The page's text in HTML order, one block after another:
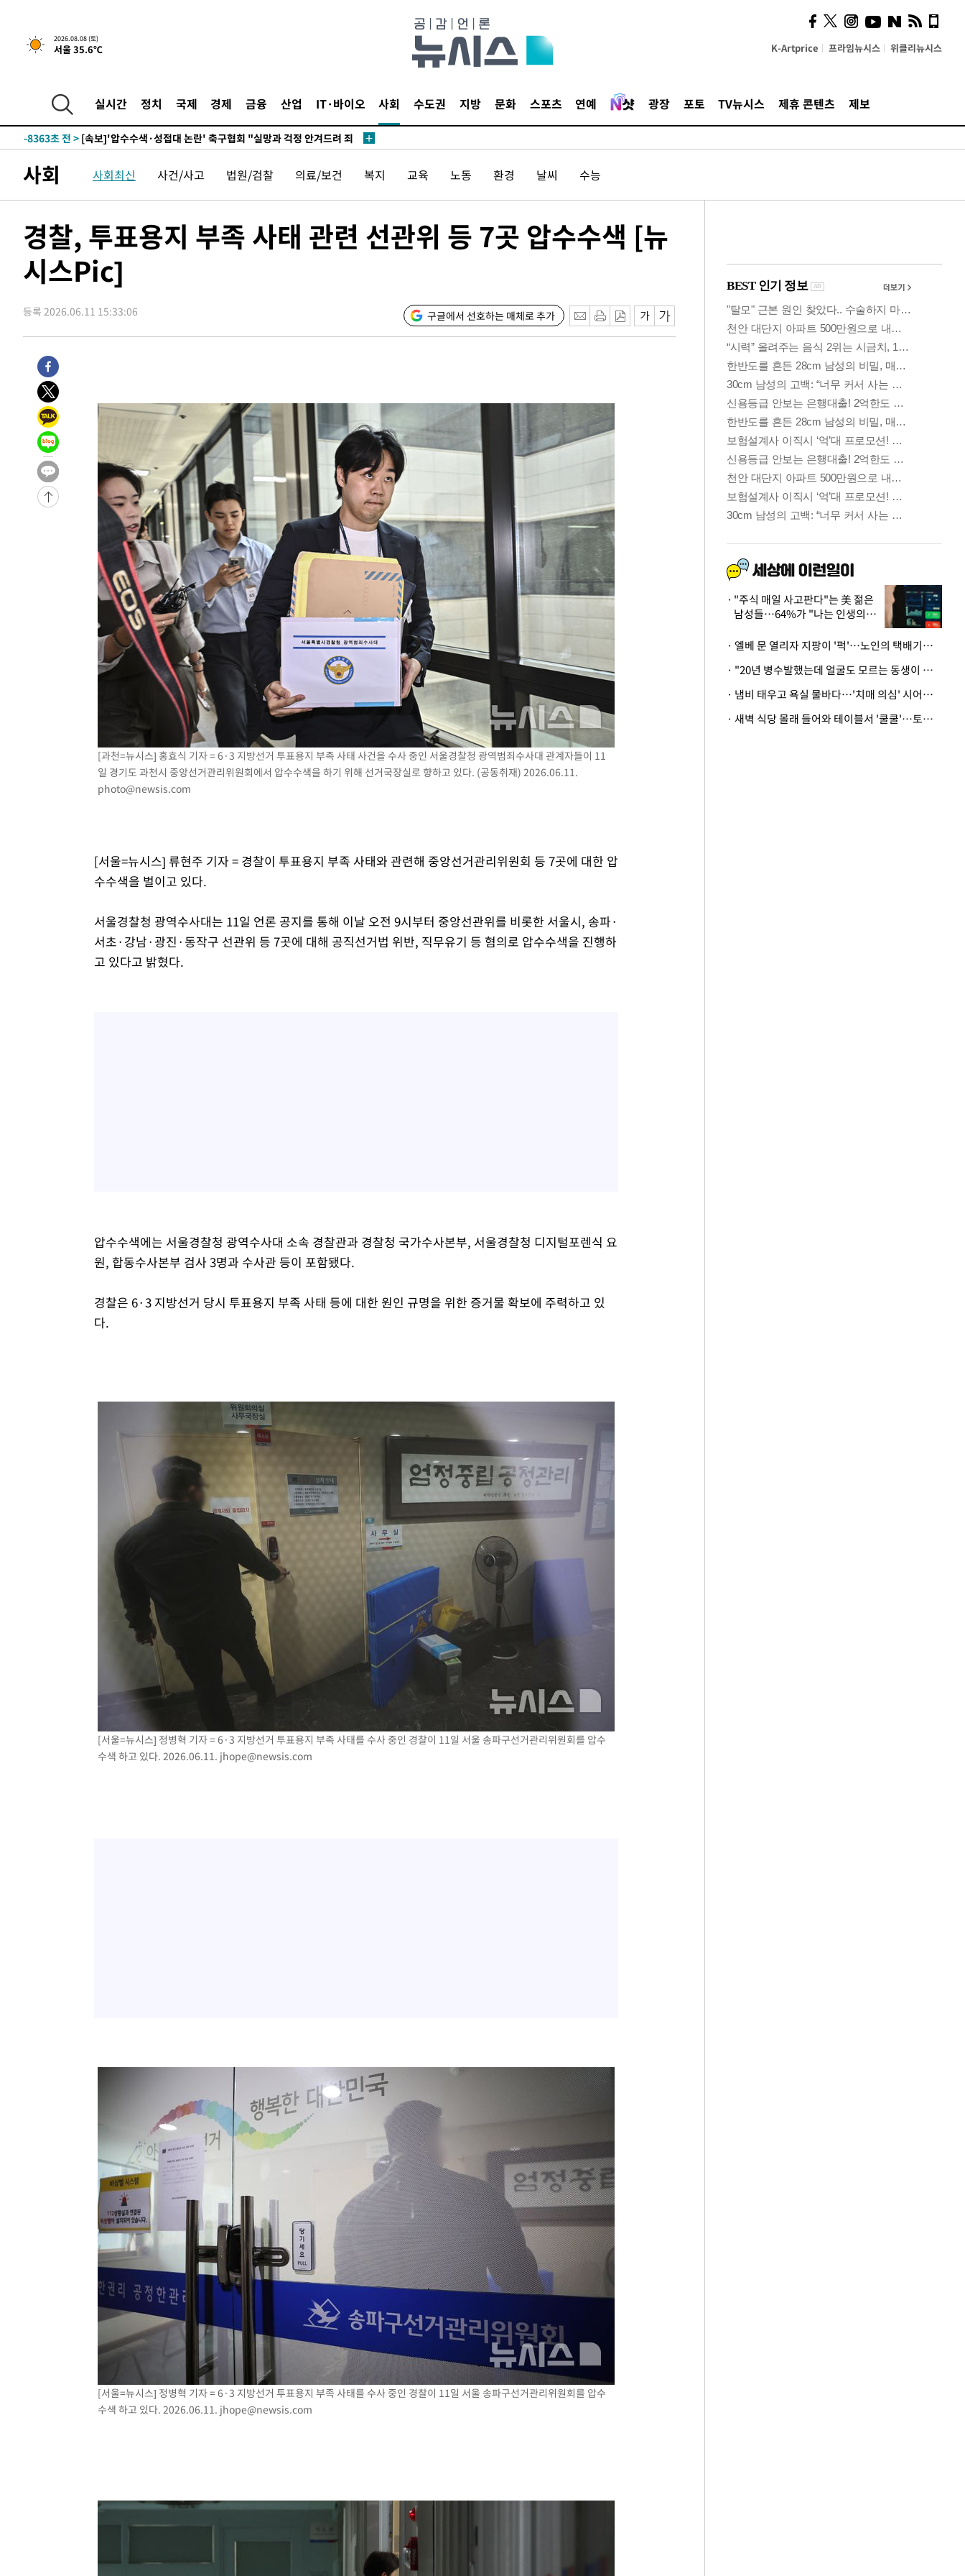
2026.08.08 (토)
서울 35.6℃ K-Artprice 프라임뉴시스 위클리뉴시스
실시간 정치 국제 경제 금융 산업 IT·바이오 사회 수도권 지방 문화 스포츠 연예 광장 포토 TV뉴시스 제휴 콘텐츠 제보
-19691초 전 >선재도서 해루질 나섰다 실종 60대, 닷새 만에 숨진 채 발견
-17225초 전 >남자 농구, 나고야 아시안게임서 '홈팀' 일본과 한일전
-12828초 전 >
극한폭염 한풀 꺾이지만…'낮 최고 35도' 무더위, 열대야 계속[다음
주 날씨]
-9846초 전 >
-8363초 전 > [속보]'압수수색·성접대 논란' 축구협회 "실망과 걱정 안겨드려 죄
2시간 전 >
[속보]뉴욕증시 상승 마감…S&P 0.6% 나스닥 1.3%↑
-31949초 전 >온열질환 사망자 3명 늘어…누적 환자 3000명 돌파
-22001초 전 >
백운산서 80년근 천종산삼 9뿌리 발견…감정가 1.3억원
-19711초 전 >선재도서 해루질 나섰다 실종 60대, 닷새 만에 숨진 채 발견
-17245초 전 >남자 농구, 나고야 아시안게임서 '홈팀' 일본과 한일전
-12848초 전 >극한폭염 한풀 꺾이지만…'낮 최고 35도' 무더위, 열대야 계속[다음
주 날씨]
-9866초 전 >축구협회 "압수수색·성접대 논란 사과…쇄신의 기회로 삼겠다"
-8383초 전 >
49분 전 >
2시간 전 >
[속보]뉴욕증시 상승 마감…S&P 0.6% 나스닥 1.3%↑
사회 사회최신 사건/사고 법원/검찰 의료/보건 복지 교육 노동 환경 날씨 수능
경찰, 투표용지 부족 사태 관련 선관위 등 7곳 압수수색 [뉴
시스Pic]
등록 2026.06.11 15:33:06 구글에서 선호하는 매체로 추가
[과천=뉴시스] 홍효식 기자 = 6·3 지방선거 투표용지 부족 사태 사건을 수사 중인 서울경찰청 광역범죄수사대 관계자들이 11
일 경기도 과천시 중앙선거관리위원회에서 압수수색을 하기 위해 선거국장실로 향하고 있다. (공동취재) 2026.06.11.
photo@newsis.com
[서울=뉴시스] 류현주 기자 = 경찰이 투표용지 부족 사태와 관련해 중앙선거관리위원회 등 7곳에 대한 압
수수색을 벌이고 있다.
서울경찰청 광역수사대는 11일 언론 공지를 통해 이날 오전 9시부터 중앙선관위를 비롯한 서울시, 송파·
서초·강남·광진·동작구 선관위 등 7곳에 대해 공직선거법 위반, 직무유기 등 혐의로 압수수색을 진행하
고 있다고 밝혔다.
압수수색에는 서울경찰청 광역수사대 소속 경찰관과 경찰청 국가수사본부, 서울경찰청 디지털포렌식 요
원, 합동수사본부 검사 3명과 수사관 등이 포함됐다.
경찰은 6·3 지방선거 당시 투표용지 부족 사태 등에 대한 원인 규명을 위한 증거물 확보에 주력하고 있
다.
[서울=뉴시스] 정병혁 기자 = 6·3 지방선거 투표용지 부족 사태를 수사 중인 경찰이 11일 서울 송파구선거관리위원회를 압수
수색 하고 있다. 2026.06.11. jhope@newsis.com
[서울=뉴시스] 정병혁 기자 = 6·3 지방선거 투표용지 부족 사태를 수사 중인 경찰이 11일 서울 송파구선거관리위원회를 압수
수색 하고 있다. 2026.06.11. jhope@newsis.com
사이 해답 찾았죠"…알을
깨고 나온 '초자아'
"주식 매일 사고판다"는 美 젊은
남성들…64%가 "나는 인생의
· 엘베 문 열리자 지팡이 '퍽'…노인의 택배기사 폭행 이유
· "20년 병수발했는데 얼굴도 모르는 동생이 유산 절반을"…배다른 형제 상속권 있을까
· 냄비 태우고 욕실 물바다…'치매 의심' 시어머니 검사 권유했다가 '날벼락'
· 새벽 식당 몰래 들어와 테이블서 '쿨쿨'…토사물 남기고 사라진 남성